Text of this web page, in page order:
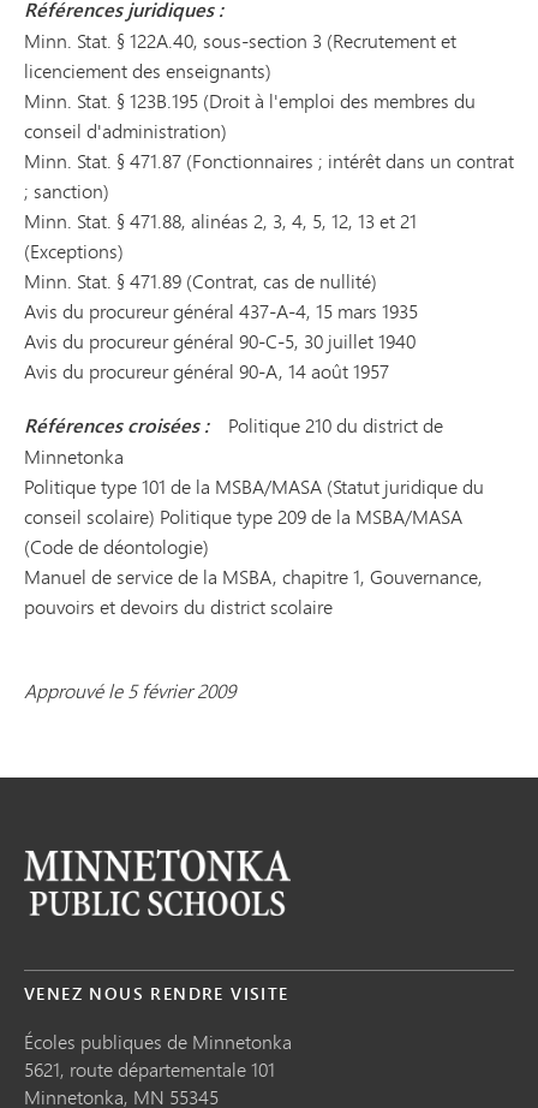
Références juridiques :
Minn. Stat. § 122A.40, sous-section 3 (Recrutement et
licenciement des enseignants)
Minn. Stat. § 123B.195 (Droit à l'emploi des membres du
conseil d'administration)
Minn. Stat. § 471.87 (Fonctionnaires ; intérêt dans un contrat
; sanction)
Minn. Stat. § 471.88, alinéas 2, 3, 4, 5, 12, 13 et 21
(Exceptions)
Minn. Stat. § 471.89 (Contrat, cas de nullité)
Avis du procureur général 437-A-4, 15 mars 1935
Avis du procureur général 90-C-5, 30 juillet 1940
Avis du procureur général 90-A, 14 août 1957
Références croisées : Politique 210 du district de
Minnetonka
Politique type 101 de la MSBA/MASA (Statut juridique du
conseil scolaire) Politique type 209 de la MSBA/MASA
(Code de déontologie)
Manuel de service de la MSBA, chapitre 1, Gouvernance,
pouvoirs et devoirs du district scolaire
Approuvé le 5 février 2009
VENEZ NOUS RENDRE VISITE
Écoles publiques de Minnetonka
5621, route départementale 101
Minnetonka, MN 55345